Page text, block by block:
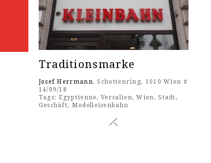
Traditionsmarke
Josef Herrmann, Schottenring, 1010 Wien #
14/09/18
Tags: Egyptienne,Versalien,Wien,Stadt,
Geschäft, Modelleisenbahn